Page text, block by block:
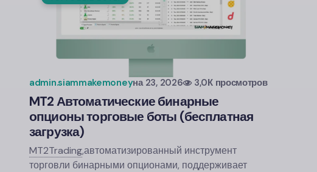
admin.siammakemoneyна 23, 2026 3,0К просмотров
MT2 Автоматические бинарные
опционы торговые боты (бесплатная
загрузка)
MT2Trading,автоматизированный инструмент
торговли бинарными опционами, поддерживает